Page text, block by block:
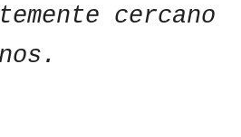
cercano